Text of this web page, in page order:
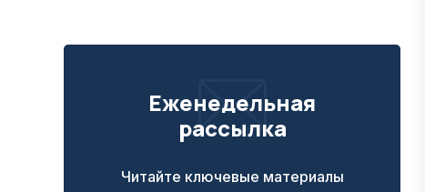
Еженедельная
рассылка
Читайте ключевые материалы